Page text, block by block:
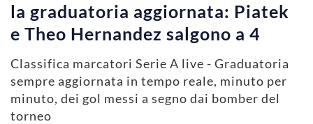
la graduatoria aggiornata: Piatek
e Theo Hernandez salgono a 4
Classifica marcatori Serie A live - Graduatoria
sempre aggiornata in tempo reale, minuto per
minuto, dei gol messi a segno dai bomber del
torneo